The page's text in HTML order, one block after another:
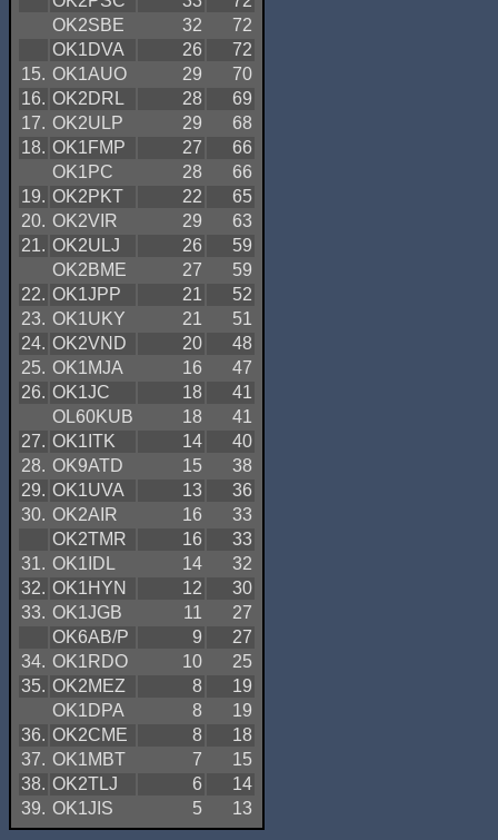
OK2SBE
32
72
OK1DVA
26
72
15. OK1AUO 29
70
16. OK2DRL 28
69
17. OK2ULP 29
68
18. OK1FMP 27
66
OK1PC
28
66
19. OK2PKT 22
65
20. OK2VIR 29
63
21. OK2ULJ 26
59
OK2BME
27
59
22. OK1JPP 21
52
23. OK1UKY 21
51
24. OK2VND 20
48
25. OK1MJA 16
47
26. OK1JC 18
41
OL60KUB
18
41
27. OK1ITK 14
40
28. OK9ATD 15
38
29. OK1UVA 13
36
30. OK2AIR 16
33
OK2TMR
16
33
31. OK1IDL 14
32
32. OK1HYN 12
30
33. OK1JGB 11
27
OK6AB/P
9
27
34. OK1RDO 10
25
35. OK2MEZ 8
19
OK1DPA
8
19
36. OK2CME 8
18
37. OK1MBT 7
15
38. OK2TLJ 6
14
39. OK1JIS 5 13